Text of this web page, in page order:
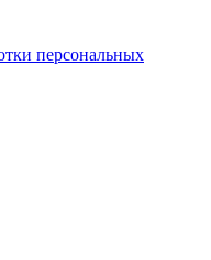
персональных